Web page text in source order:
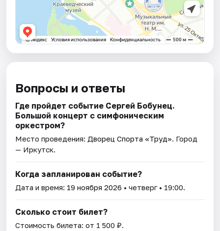
Вопросы и ответы
Где пройдет событие Сергей Бобунец.
Большой концерт с симфоническим
оркестром?
Место проведения: Дворец Спорта «Труд». Город
— Иркутск.
Когда запланирован событие?
Дата и время: 19 ноября 2026 • четверг • 19:00.
Сколько стоит билет?
Стоимость билета: от 1 500 ₽.